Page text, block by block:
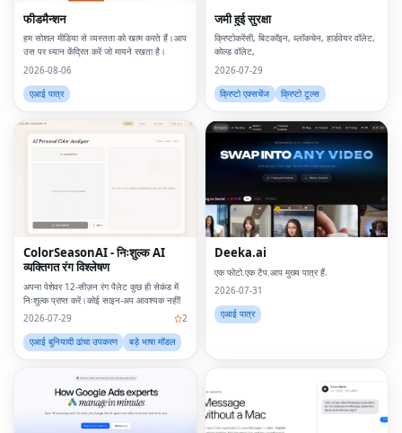
फीडमैन्शन
हम सोशल मीडिया से व्यस्तता को खत्म करते हैं।आप
उस पर ध्यान केंद्रित करें जो मायने रखता है।
2026-08-06
एआई पात्र
जमी हुई सुरक्षा
क्रिप्टोकरेंसी, बिटकॉइन, ब्लॉकचेन, हार्डवेयर वॉलेट,
कोल्ड वॉलेट,
2026-07-29
क्रिप्टो एक्सचेंज
क्रिप्टो टूल्स
ColorSeasonAI - निःशुल्क AI
व्यक्तिगत रंग विश्लेषण
अपना पेशेवर 12-सीज़न रंग पैलेट कुछ ही सेकंड में
निःशुल्क प्राप्त करें।कोई साइन-अप आवश्यक नहीं!
2026-07-29
2
एआई बुनियादी ढांचा उपकरण
बड़े भाषा मॉडल
Deeka.ai
एक फोटो.एक टैप.आप मुख्य पात्र हैं.
2026-07-31
एआई पात्र